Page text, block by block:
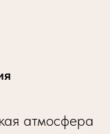
атмосфера